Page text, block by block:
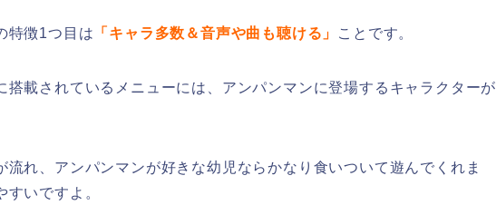
特徴1つ目は 「キャラ多数＆音声や曲も聴ける」 ことです。
搭載されているメニューには、アンパンマンに登場するキャラクターが
流れ、アンパンマンが好きな幼児ならかなり食いついて遊んでくれま
いですよ。